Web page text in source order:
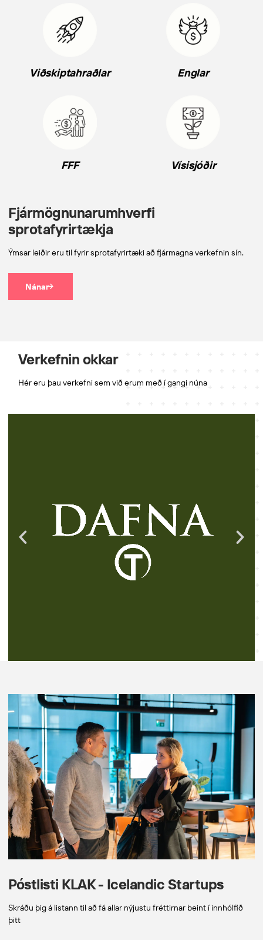
Fjár­mögnunar­umhverfi
sprota­fyrir­tækja
Ýmsar leiðir eru til fyrir sprotafyrirtæki að fjármagna verkefnin sín.
Nánar
Viðskiptahraðlar Englar
FFF Vísisjóðir
Verkefnin okkar
Hér eru þau verkefni sem við erum með í gangi núna
Póstlisti KLAK - Icelandic Startups
Skráðu þig á listann til að fá allar nýjustu fréttirnar beint í innhólfið
þitt